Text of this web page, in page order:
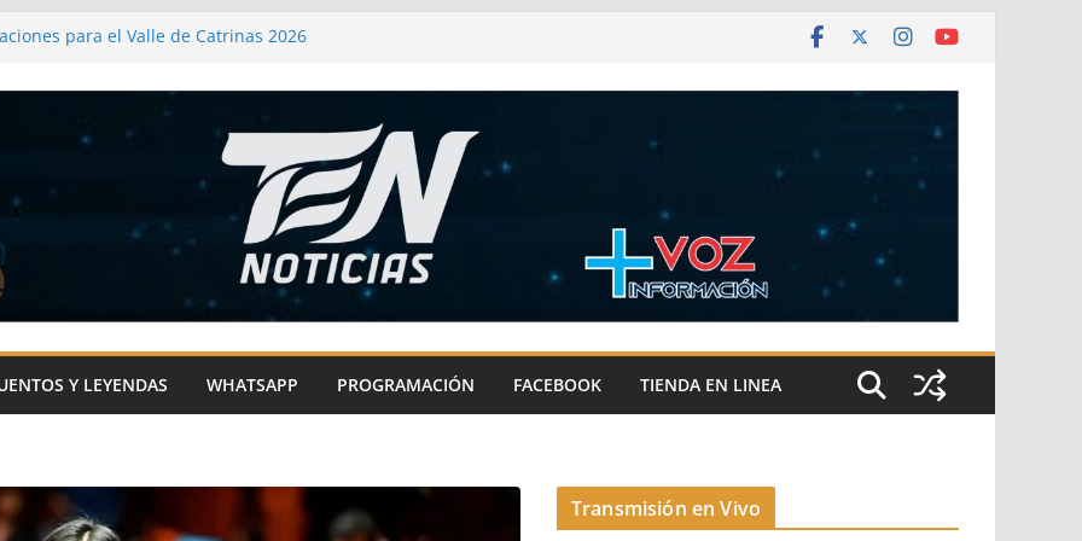
para el Valle de Catrinas 2026
impulsa el deporte en comunidades
con sentido social
con la microrregión 21 por el
con el bienestar de Atlixco
Y LEYENDAS WHATSAPP PROGRAMACIÓN FACEBOOK TIENDA EN LINEA
Transmisión en Vivo